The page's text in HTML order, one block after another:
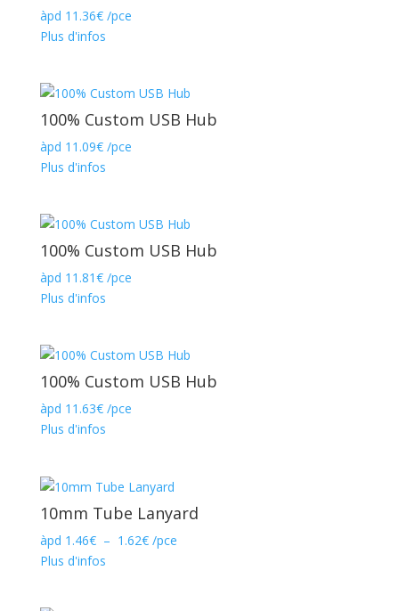
àpd 11.36€/pce
Plus d'infos
100% Custom USB Hub
àpd 11.09€/pce
Plus d'infos
100% Custom USB Hub
àpd 11.81€/pce
Plus d'infos
100% Custom USB Hub
àpd 11.63€/pce
Plus d'infos
10mm Tube Lanyard
àpd 1.46€ – 1.62€Plage
/pce
Plus d'infos